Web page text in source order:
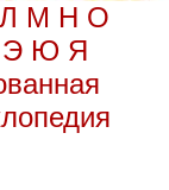
Л М Н О
Э Ю Я